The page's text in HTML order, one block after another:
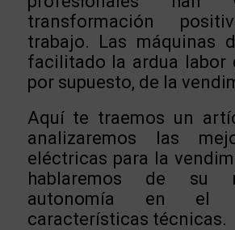
transformación
trabajo. Las máquinas
facilitado la ardua labor
por supuesto, de la
Aquí te traemos un
analizaremos las
eléctricas para la
hablaremos de su
autonomía en el
características técnicas.